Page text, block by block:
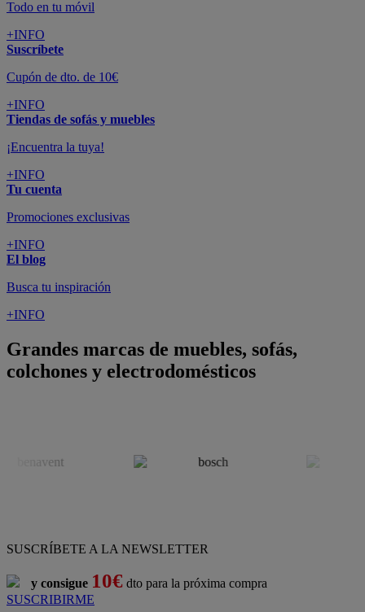
Todo en tu móvil
+INFO
Suscríbete
Cupón de dto. de 10€
+INFO
Tiendas de sofás y muebles
¡Encuentra la tuya!
+INFO
Tu cuenta
Promociones exclusivas
+INFO
El blog
Busca tu inspiración
+INFO
Grandes marcas de muebles, sofás,
colchones y electrodomésticos
SUSCRÍBETE A LA NEWSLETTER
y consigue 10€ dto para la próxima compra
SUSCRIBIRME